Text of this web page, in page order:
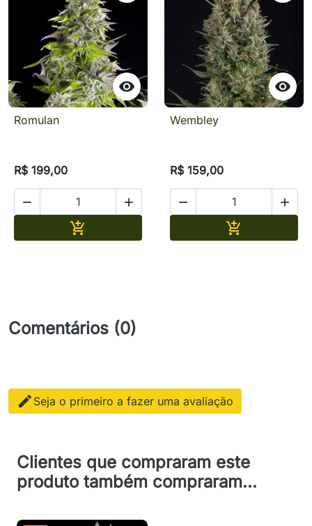

Romulan
R$ 199,00
 


Wembley
R$ 159,00
 

Comentários (0)
 Seja o primeiro a fazer uma avaliação
Clientes que compraram este
produto também compraram...